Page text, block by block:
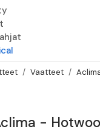
Vaatteet
-